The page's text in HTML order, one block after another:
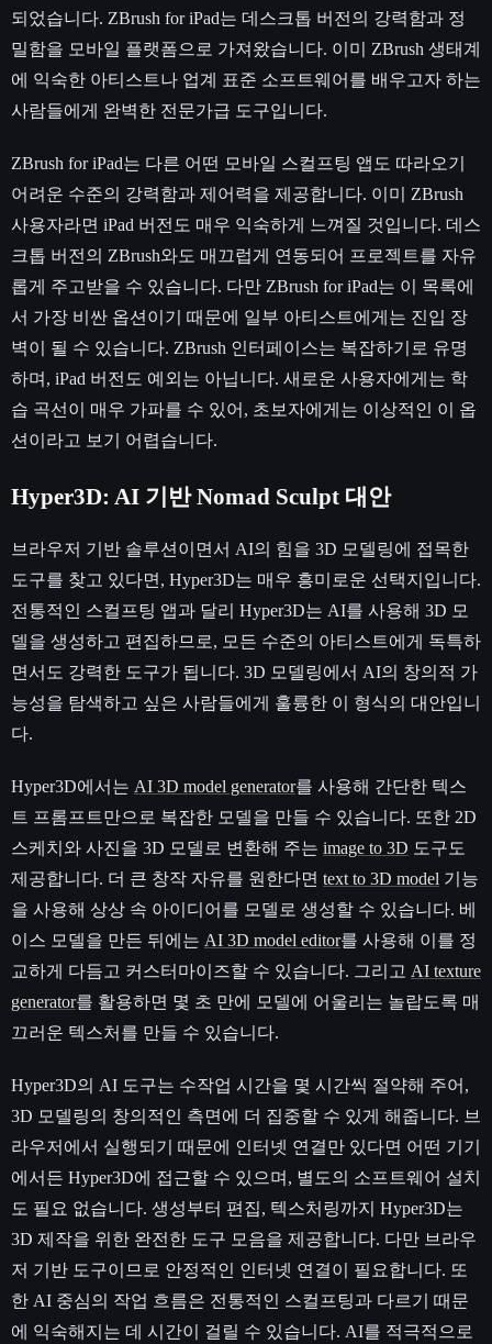
되었습니다. ZBrush for iPad는 데스크톱 버전의 강력함과 정
밀함을 모바일 플랫폼으로 가져왔습니다. 이미 ZBrush 생태계
에 익숙한 아티스트나 업계 표준 소프트웨어를 배우고자 하는
사람들에게 완벽한 전문가급 도구입니다.
ZBrush for iPad는 다른 어떤 모바일 스컬프팅 앱도 따라오기
어려운 수준의 강력함과 제어력을 제공합니다. 이미 ZBrush
사용자라면 iPad 버전도 매우 익숙하게 느껴질 것입니다. 데스
크톱 버전의 ZBrush와도 매끄럽게 연동되어 프로젝트를 자유
롭게 주고받을 수 있습니다. 다만 ZBrush for iPad는 이 목록에
서 가장 비싼 옵션이기 때문에 일부 아티스트에게는 진입 장
벽이 될 수 있습니다. ZBrush 인터페이스는 복잡하기로 유명
하며, iPad 버전도 예외는 아닙니다. 새로운 사용자에게는 학
습 곡선이 매우 가파를 수 있어, 초보자에게는 이상적인 이 옵
션이라고 보기 어렵습니다.
Hyper3D: AI 기반 Nomad Sculpt 대안
브라우저 기반 솔루션이면서 AI의 힘을 3D 모델링에 접목한
도구를 찾고 있다면, Hyper3D는 매우 흥미로운 선택지입니다.
전통적인 스컬프팅 앱과 달리 Hyper3D는 AI를 사용해 3D 모
델을 생성하고 편집하므로, 모든 수준의 아티스트에게 독특하
면서도 강력한 도구가 됩니다. 3D 모델링에서 AI의 창의적 가
능성을 탐색하고 싶은 사람들에게 훌륭한 이 형식의 대안입니
다.
Hyper3D에서는 AI 3D model generator를 사용해 간단한 텍스
트 프롬프트만으로 복잡한 모델을 만들 수 있습니다. 또한 2D
스케치와 사진을 3D 모델로 변환해 주는 image to 3D 도구도
제공합니다. 더 큰 창작 자유를 원한다면 text to 3D model 기능
을 사용해 상상 속 아이디어를 모델로 생성할 수 있습니다. 베
이스 모델을 만든 뒤에는 AI 3D model editor를 사용해 이를 정
교하게 다듬고 커스터마이즈할 수 있습니다. 그리고 AI texture
generator를 활용하면 몇 초 만에 모델에 어울리는 놀랍도록 매
끄러운 텍스처를 만들 수 있습니다.
Hyper3D의 AI 도구는 수작업 시간을 몇 시간씩 절약해 주어,
3D 모델링의 창의적인 측면에 더 집중할 수 있게 해줍니다. 브
라우저에서 실행되기 때문에 인터넷 연결만 있다면 어떤 기기
에서든 Hyper3D에 접근할 수 있으며, 별도의 소프트웨어 설치
도 필요 없습니다. 생성부터 편집, 텍스처링까지 Hyper3D는
3D 제작을 위한 완전한 도구 모음을 제공합니다. 다만 브라우
저 기반 도구이므로 안정적인 인터넷 연결이 필요합니다. 또
한 AI 중심의 작업 흐름은 전통적인 스컬프팅과 다르기 때문
에 익숙해지는 데 시간이 걸릴 수 있습니다. AI를 적극적으로